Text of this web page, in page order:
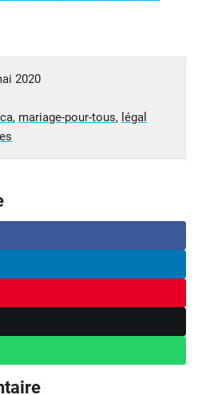
2020
, mariage-pour-tous, légal